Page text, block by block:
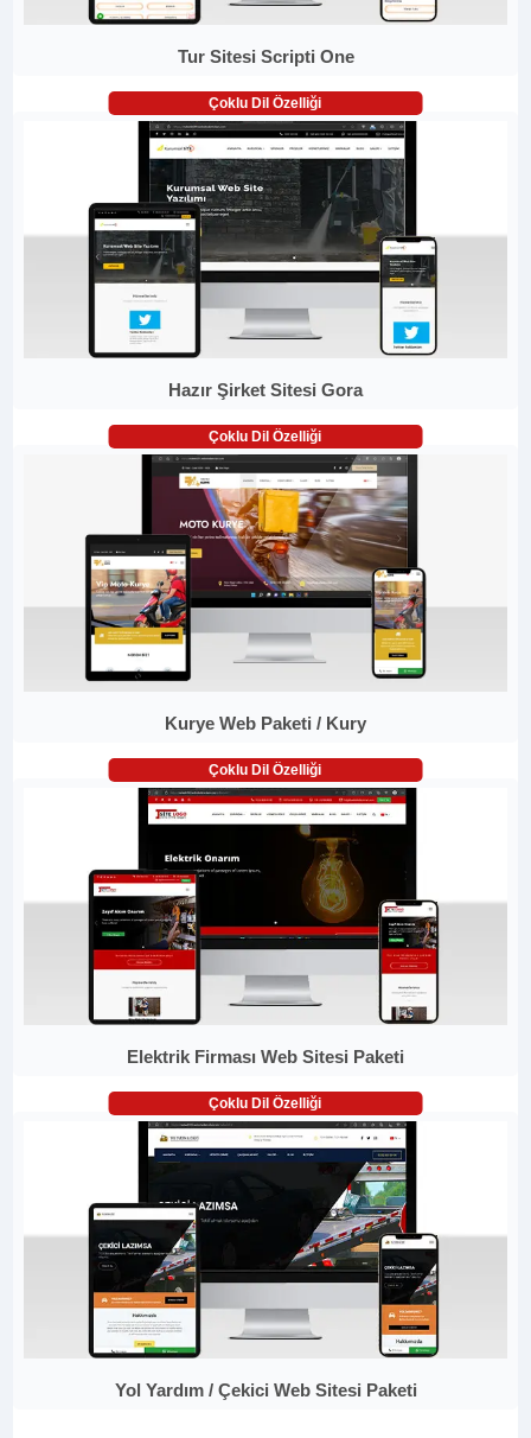
Tur Sitesi Scripti One
Çoklu Dil Özelliği
Hazır Şirket Sitesi Gora
Çoklu Dil Özelliği
Kurye Web Paketi / Kury
Çoklu Dil Özelliği
Elektrik Firması Web Sitesi Paketi
Çoklu Dil Özelliği
Yol Yardım / Çekici Web Sitesi Paketi